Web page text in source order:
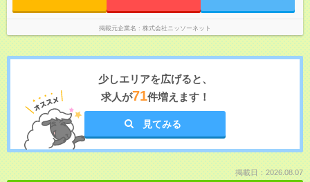
掲載元企業名 株式会社ニッソーネット
少しエリアを広げると、
求人が71件増えます！
見てみる
掲載日：2026.08.07